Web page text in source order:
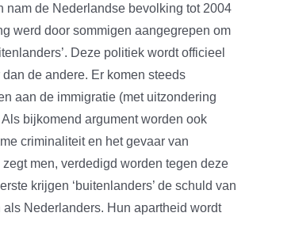
nam de Nederlandse bevolking tot 2004
werd door sommigen aangegrepen om
Deze politiek wordt officieel
de andere. Er komen steeds
aan de immigratie (met uitzondering
bijkomend argument worden ook
criminaliteit en het gevaar van
men, verdedigd worden tegen deze
krijgen ‘buitenlanders’ de schuld van
Nederlanders. Hun apartheid wordt